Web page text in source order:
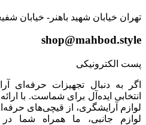
تهران خیابان شهید باهنر- خیابان
shop@mahbod.style
پست الکترونیکی
اگر به دنبال تجهیزات حرفه‌ای
انتخابی ایده‌آل برای شماست. با
لوازم آرایشگری، از قیچی‌های
لوازم جانبی، ما همراه شما